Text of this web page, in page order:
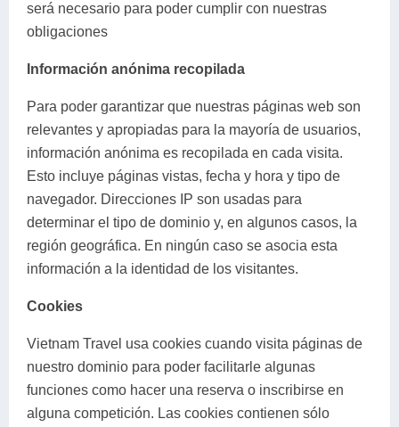
será necesario para poder cumplir con nuestras
obligaciones
Información anónima recopilada
Para poder garantizar que nuestras páginas web son
relevantes y apropiadas para la mayoría de usuarios,
información anónima es recopilada en cada visita.
Esto incluye páginas vistas, fecha y hora y tipo de
navegador. Direcciones IP son usadas para
determinar el tipo de dominio y, en algunos casos, la
región geográfica. En ningún caso se asocia esta
información a la identidad de los visitantes.
Cookies
Vietnam Travel usa cookies cuando visita páginas de
nuestro dominio para poder facilitarle algunas
funciones como hacer una reserva o inscribirse en
alguna competición. Las cookies contienen sólo